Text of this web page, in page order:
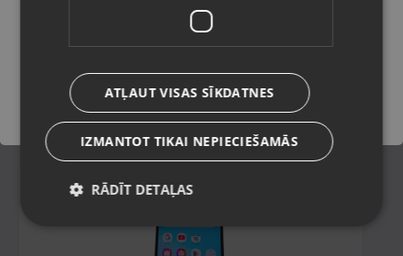
230.00 €
10.46€/mēn.
Saglabāt
ATĻAUT VISAS SĪKDATNES
IZMANTOT TIKAI NEPIECIEŠAMĀS
RĀDĪT DETAĻAS